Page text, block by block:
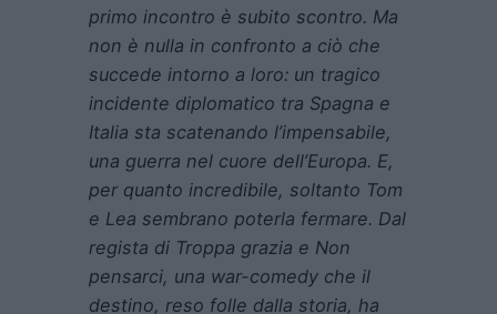
primo incontro è subito scontro. Ma
non è nulla in confronto a ciò che
succede intorno a loro: un tragico
incidente diplomatico tra Spagna e
Italia sta scatenando l’impensabile,
una guerra nel cuore dell’Europa. E,
per quanto incredibile, soltanto Tom
e Lea sembrano poterla fermare. Dal
regista di Troppa grazia e Non
pensarci, una war-comedy che il
destino, reso folle dalla storia, ha